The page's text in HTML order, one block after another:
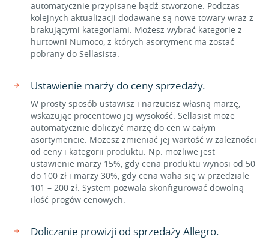
automatycznie przypisane bądź stworzone. Podczas
kolejnych aktualizacji dodawane są nowe towary wraz z
brakującymi kategoriami. Możesz wybrać kategorie z
hurtowni Numoco, z których asortyment ma zostać
pobrany do Sellasista.
Ustawienie marży do ceny sprzedaży.
W prosty sposób ustawisz i narzucisz własną marżę,
wskazując procentowo jej wysokość. Sellasist może
automatycznie doliczyć marżę do cen w całym
asortymencie. Możesz zmieniać jej wartość w zależności
od ceny i kategorii produktu. Np. możliwe jest
ustawienie marży 15%, gdy cena produktu wynosi od 50
do 100 zł i marży 30%, gdy cena waha się w przedziale
101 – 200 zł. System pozwala skonfigurować dowolną
ilość progów cenowych.
Doliczanie prowizji od sprzedaży Allegro.